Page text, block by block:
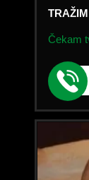
Čekam